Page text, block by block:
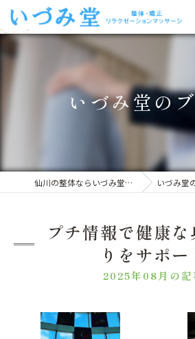
いづみ堂の
仙川の整体ならいづみ堂整体院 いづみ堂の
プチ情報で健康な
りをサポー
2025年08月の記